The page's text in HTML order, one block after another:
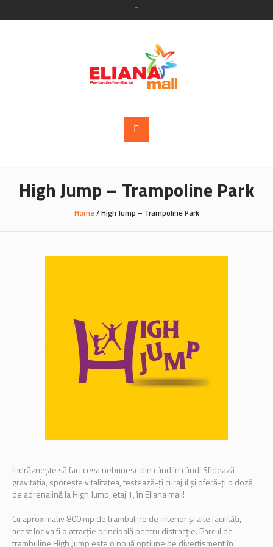
High Jump – Trampoline Park
Home /High Jump – Trampoline Park
Îndrăznește să faci ceva nebunesc din când în când. Sfidează
gravitația, sporește vitalitatea, testează-ți curajul și oferă-ți o doză
de adrenalină la High Jump, etaj 1, în Eliana mall!
Cu aproximativ 800 mp de trambuline de interior și alte facilități,
acest loc va fi o atracție principală pentru distracție. Parcul de
trambuline High Jump este o nouă opțiune de divertisment în